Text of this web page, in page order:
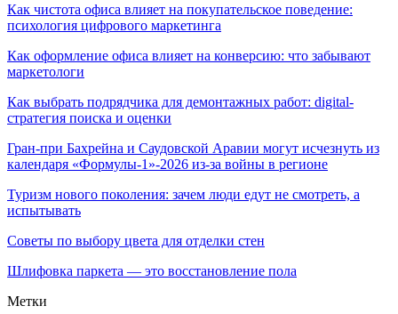
Как чистота офиса влияет на покупательское поведение:
психология цифрового маркетинга
Как оформление офиса влияет на конверсию: что забывают
маркетологи
Как выбрать подрядчика для демонтажных работ: digital-
стратегия поиска и оценки
Гран-при Бахрейна и Саудовской Аравии могут исчезнуть из
календаря «Формулы-1»-2026 из-за войны в регионе
Туризм нового поколения: зачем люди едут не смотреть, а
испытывать
Советы по выбору цвета для отделки стен
Шлифовка паркета — это восстановление пола
Метки